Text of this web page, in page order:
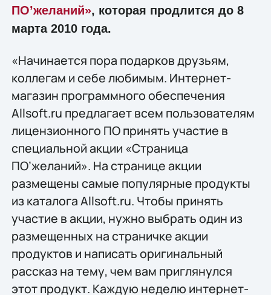
ПО’желаний», которая продлится до 8
марта 2010 года.
«Начинается пора подарков друзьям,
коллегам и себе любимым. Интернет-
магазин программного обеспечения
Allsoft.ru предлагает всем пользователям
лицензионного ПО принять участие в
специальной акции «Страница
ПО’желаний». На странице акции
размещены самые популярные продукты
из каталога Allsoft.ru. Чтобы принять
участие в акции, нужно выбрать один из
размещенных на страничке акции
продуктов и написать оригинальный
рассказ на тему, чем вам приглянулся
этот продукт. Каждую неделю интернет-